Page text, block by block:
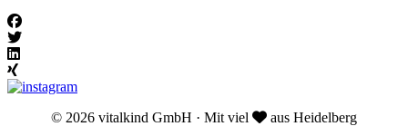
© 2026 vitalkind GmbH · Mit viel
aus Heidelberg